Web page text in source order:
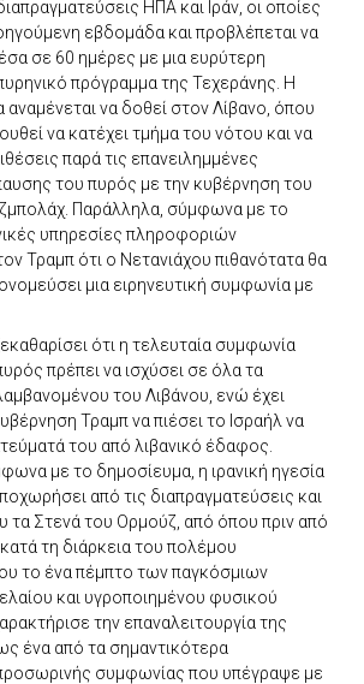
ΗΠΑ και Ιράν, οι οποίες
εβδομάδα και προβλέπεται να
σε 60 ημέρες με μια ευρύτερη
πρόγραμμα της Τεχεράνης. Η
αναμένεται να δοθεί στον Λίβανο, όπου
να κατέχει τμήμα του νότου και να
παρά τις επανειλημμένες
του πυρός με την κυβέρνηση του
Παράλληλα, σύμφωνα με το
υπηρεσίες πληροφοριών
Τραμπ ότι ο Νετανιάχου πιθανότατα θα
μια ειρηνευτική συμφωνία με
ότι η τελευταία συμφωνία
πρέπει να ισχύσει σε όλα τα
του Λιβάνου, ενώ έχει
Τραμπ να πιέσει το Ισραήλ να
του από λιβανικό έδαφος.
με το δημοσίευμα, η ιρανική ηγεσία
από τις διαπραγματεύσεις και
τα Στενά του Ορμούζ, από όπου πριν από
τη διάρκεια του πολέμου
το ένα πέμπτο των παγκόσμιων
και υγροποιημένου φυσικού
την επαναλειτουργία της
ένα από τα σημαντικότερα
συμφωνίας που υπέγραψε με